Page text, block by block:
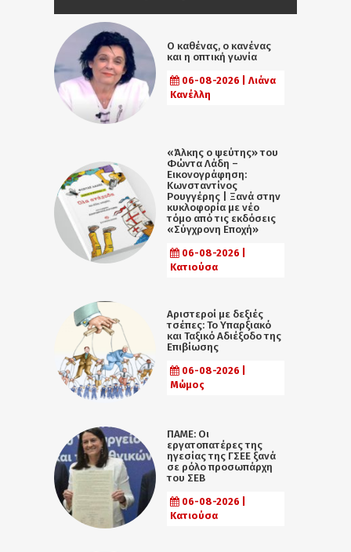
Ο καθένας, ο κανένας
και η οπτική γωνία
06-08-2026 | Λιάνα
Κανέλλη
«Άλκης ο ψεύτης» του
Φώντα Λάδη –
Εικονογράφηση:
Κωνσταντίνος
Ρουγγέρης | Ξανά στην
κυκλοφορία με νέο
τόμο από τις εκδόσεις
«Σύγχρονη Εποχή»
06-08-2026 |
Κατιούσα
Αριστεροί με δεξιές
τσέπες: Το Υπαρξιακό
και Ταξικό Αδιέξοδο της
Επιβίωσης
06-08-2026 |
Μώμος
ΠΑΜΕ: Οι
εργατοπατέρες της
ηγεσίας της ΓΣΕΕ ξανά
σε ρόλο προσωπάρχη
του ΣΕΒ
06-08-2026 |
Κατιούσα